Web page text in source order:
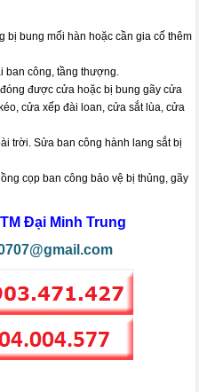
bị bung mối hàn hoặc cần gia cố thêm
ban công, tầng thượng.
được cửa hoặc bị bung gãy cửa
cửa xếp đài loan, cửa sắt lùa, cửa
trời. Sửa ban công hành lang sắt bị
cọp ban công bảo vệ bị thủng, gãy
Đại Minh Trung